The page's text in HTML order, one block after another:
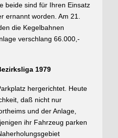
beide sind für Ihren Einsatz
ernannt worden. Am 21.
die Kegelbahnen
verschlang 66.000,-
1979
hergerichtet. Heute
daß nicht nur
und der Anlage,
ihr Fahrzeug parken